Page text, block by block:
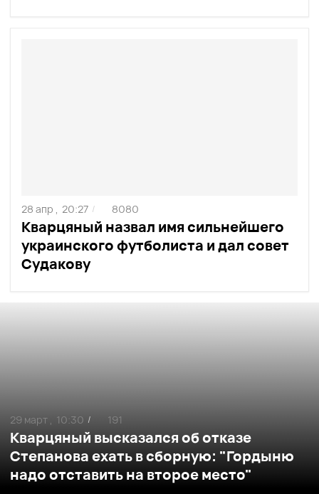
Кварцяный назвал имя сильнейшего
украинского футболиста и дал совет
Судакову
28 апр , 20:27 / 8080
Кварцяный высказался об отказе
Степанова ехать в сборную: "Гордыню
надо отставить на второе место"
29 март , 10:30 / 191